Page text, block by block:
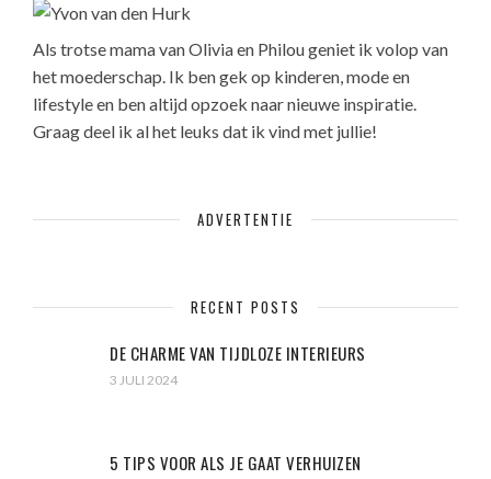
Als trotse mama van Olivia en Philou geniet ik volop van
het moederschap. Ik ben gek op kinderen, mode en
lifestyle en ben altijd opzoek naar nieuwe inspiratie.
Graag deel ik al het leuks dat ik vind met jullie!
ADVERTENTIE
RECENT POSTS
DE CHARME VAN TIJDLOZE INTERIEURS
3 JULI 2024
5 TIPS VOOR ALS JE GAAT VERHUIZEN